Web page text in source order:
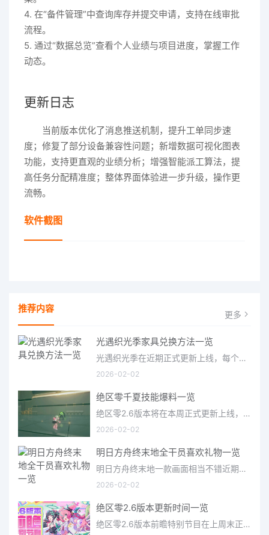
4. 在“备件管理”中查询库存并提交申请，支持在线审批
流程。
5. 通过“数据总览”查看个人业绩与项目进度，掌握工作
动态。
更新日志
当前版本优化了消息推送机制，提升工单同步速
度；修复了部分设备兼容性问题；新增数据可视化图表
功能，支持更直观的业绩分析；增强智能派工算法，提
高任务分配精准度；整体界面体验进一步升级，操作更
流畅。
软件截图
推荐内容 更多
光遇织光季家具兑换方法一览
光遇织光季在近期正式更新上线，每个季节都有着许多全新内容和资讯可以让你来体验，不少刚体验的小伙伴想要知道
2026-02-02
绝区零千夏技能爆料一览
绝区零2.6版本将在本周正式更新上线，上周的前瞻直播官方给玩家们带来关于最新版本的卡池信息和相关活动内容，
2026-02-02
明日方舟终末地全干员喜欢礼物一览
明日方舟终末地一款画面相当不错近期非常火爆的大型二次元冒险游戏，这里有相当多好看的干员可以让你来抽取并
2026-02-02
绝区零2.6版本更新时间一览
绝区零2.6版本前瞻特别节目在上周末正式播出，官方给玩家们带来了许多关于最新版本的相关资讯和上线时间，不少